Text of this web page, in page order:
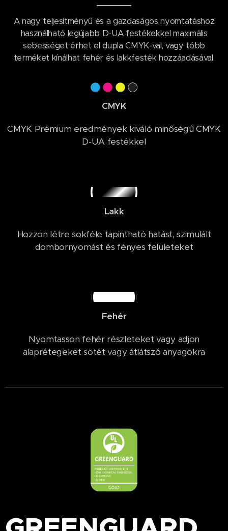
A nagy teljesítményű és a gazdaságos nyomtatáshoz
használható legújabb D-UA festékekkel maximális
sebességet érhet el dupla CMYK-val, vagy több
terméket kínálhat fehér és lakkfesték hozzáadásával.
CMYK
CMYK Prémium eredmények kiváló minőségű CMYK
D-UA festékkel
Lakk
Hozzon létre sokféle tapintható hatást, szimulált
dombornyomást és fényes felületeket
Fehér
Nyomtasson fehér részleteket vagy adjon
alaprétegeket sötét vagy átlátszó anyagokra